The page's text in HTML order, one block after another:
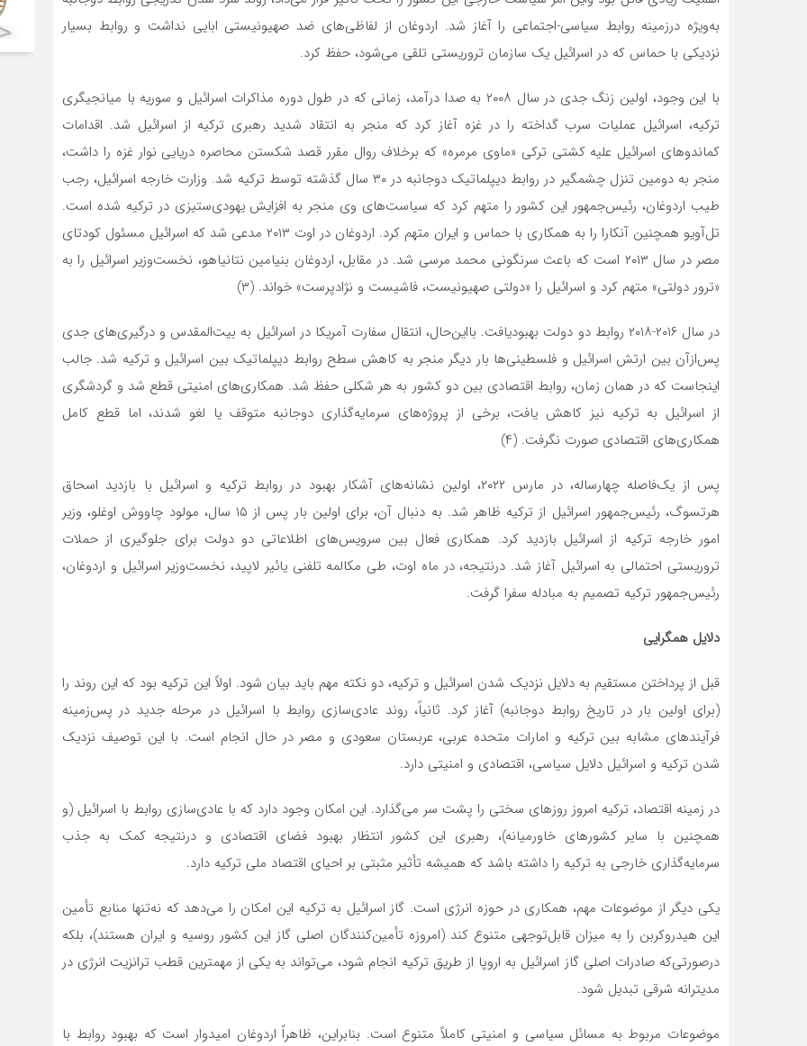
به‌ویژه درزمینه روابط سیاسی-اجتماعی را آغاز شد. اردوغان از لفاظی‌های ضد صهیونیستی ابایی نداشت و روابط بسیار
نزدیکی با حماس که در اسرائیل یک سازمان تروریستی تلقی می‌شود، حفظ کرد.
با این وجود، اولین زنگ جدی در سال ۲۰۰۸ به صدا درآمد، زمانی که در طول دوره مذاکرات اسرائیل و سوریه با میانجیگری
ترکیه، اسرائیل عملیات سرب گداخته را در غزه آغاز کرد که منجر به انتقاد شدید رهبری ترکیه از اسرائیل شد. اقدامات
کماندوهای اسرائیل علیه کشتی ترکی «ماوی مرمره» که برخلاف روال مقرر قصد شکستن محاصره دریایی نوار غزه را داشت،
منجر به دومین تنزل چشمگیر در روابط دیپلماتیک دوجانبه در ۳۰ سال گذشته توسط ترکیه شد. وزارت خارجه اسرائیل، رجب
طیب اردوغان، رئیس‌جمهور این کشور را متهم کرد که سیاست‌های وی منجر به افزایش یهودی‌ستیزی در ترکیه شده است.
تل‌آویو همچنین آنکارا را به همکاری با حماس و ایران متهم کرد. اردوغان در اوت ۲۰۱۳ مدعی شد که اسرائیل مسئول کودتای
مصر در سال ۲۰۱۳ است که باعث سرنگونی محمد مرسی شد. در مقابل، اردوغان بنیامین نتانیاهو، نخست‌وزیر اسرائیل را به
«ترور دولتی» متهم کرد و اسرائیل را «دولتی صهیونیست، فاشیست و نژادپرست» خواند. (۳)
در سال ۲۰۱۶-۲۰۱۸ روابط دو دولت بهبودیافت. بااین‌حال، انتقال سفارت آمریکا در اسرائیل به بیت‌المقدس و درگیری‌های جدی
پس‌ازآن بین ارتش اسرائیل و فلسطینی‌ها بار دیگر منجر به کاهش سطح روابط دیپلماتیک بین اسرائیل و ترکیه شد. جالب
اینجاست که در همان زمان، روابط اقتصادی بین دو کشور به هر شکلی حفظ شد. همکاری‌های امنیتی قطع شد و گردشگری
از اسرائیل به ترکیه نیز کاهش یافت، برخی از پروژه‌های سرمایه‌گذاری دوجانبه متوقف یا لغو شدند، اما قطع کامل
همکاری‌های اقتصادی صورت نگرفت. (۴)
پس از یک‌فاصله چهارساله، در مارس ۲۰۲۲، اولین نشانه‌های آشکار بهبود در روابط ترکیه و اسرائیل با بازدید اسحاق
هرتسوگ، رئیس‌جمهور اسرائیل از ترکیه ظاهر شد. به دنبال آن، برای اولین بار پس از ۱۵ سال، مولود چاووش اوغلو، وزیر
امور خارجه ترکیه از اسرائیل بازدید کرد. همکاری فعال بین سرویس‌های اطلاعاتی دو دولت برای جلوگیری از حملات
تروریستی احتمالی به اسرائیل آغاز شد. درنتیجه، در ماه اوت، طی مکالمه تلفنی یائیر لاپید، نخست‌وزیر اسرائیل و اردوغان،
رئیس‌جمهور ترکیه تصمیم به مبادله سفرا گرفت.
دلایل همگرایی
قبل از پرداختن مستقیم به دلایل نزدیک شدن اسرائیل و ترکیه، دو نکته مهم باید بیان شود. اولاً این ترکیه بود که این روند را
(برای اولین بار در تاریخ روابط دوجانبه) آغاز کرد. ثانیاً، روند عادی‌سازی روابط با اسرائیل در مرحله جدید در پس‌زمینه
فرآیندهای مشابه بین ترکیه و امارات متحده عربی، عربستان سعودی و مصر در حال انجام است. با این توصیف نزدیک
شدن ترکیه و اسرائیل دلایل سیاسی، اقتصادی و امنیتی دارد.
در زمینه اقتصاد، ترکیه امروز روزهای سختی را پشت سر می‌گذارد. این امکان وجود دارد که با عادی‌سازی روابط با اسرائیل (و
همچنین با سایر کشورهای خاورمیانه)، رهبری این کشور انتظار بهبود فضای اقتصادی و درنتیجه کمک به جذب
سرمایه‌گذاری خارجی به ترکیه را داشته باشد که همیشه تأثیر مثبتی بر احیای اقتصاد ملی ترکیه دارد.
یکی دیگر از موضوعات مهم، همکاری در حوزه انرژی است. گاز اسرائیل به ترکیه این امکان را می‌دهد که نه‌تنها منابع تأمین
این هیدروکربن را به میزان قابل‌توجهی متنوع کند (امروزه تأمین‌کنندگان اصلی گاز این کشور روسیه و ایران هستند)، بلکه
درصورتی‌که صادرات اصلی گاز اسرائیل به اروپا از طریق ترکیه انجام شود، می‌تواند به یکی از مهمترین قطب ترانزیت انرژی در
مدیترانه شرقی تبدیل شود.
موضوعات مربوط به مسائل سیاسی و امنیتی کاملاً متنوع است. بنابراین، ظاهراً اردوغان امیدوار است که بهبود روابط با